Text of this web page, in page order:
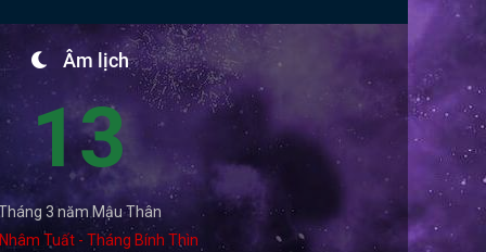
Âm lịch
13
3 năm Mậu Thân
Tuất - Tháng Bính Thìn